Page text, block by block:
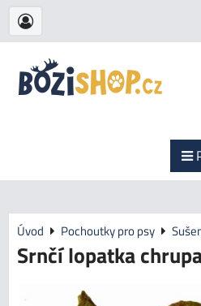
Úvod Pochoutky pro psy
Srnčí lopatka